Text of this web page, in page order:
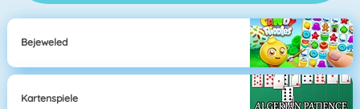
Bejeweled
Kartenspiele